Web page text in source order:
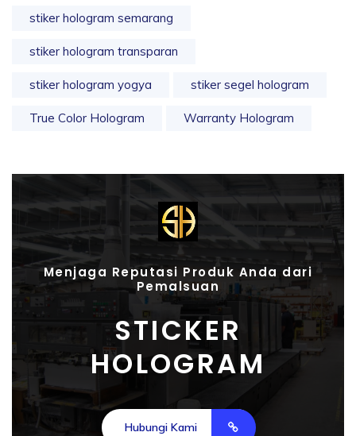
stiker hologram semarang
stiker hologram transparan
stiker hologram yogya stiker segel hologram
True Color Hologram Warranty Hologram
Menjaga Reputasi Produk Anda dari
Pemalsuan
STICKER
HOLOGRAM
Hubungi Kami